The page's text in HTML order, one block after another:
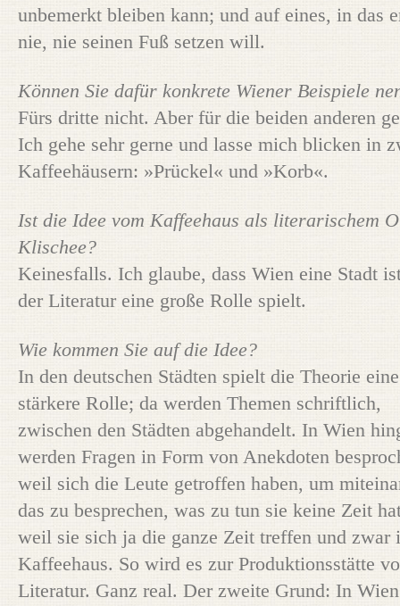
unbemerkt bleiben kann; und auf eines, in das
nie, nie seinen Fuß setzen will.
Können Sie dafür konkrete Wiener Beispiele
Fürs dritte nicht. Aber für die beiden anderen
Ich gehe sehr gerne und lasse mich blicken in
Kaffeehäusern: »Prückel« und »Korb«.
Ist die Idee vom Kaffeehaus als literarischem
Klischee?
Keinesfalls. Ich glaube, dass Wien eine Stadt
der Literatur eine große Rolle spielt.
Wie kommen Sie auf die Idee?
In den deutschen Städten spielt die Theorie eine
stärkere Rolle; da werden Themen schriftlich,
zwischen den Städten abgehandelt. In Wien
werden Fragen in Form von Anekdoten
weil sich die Leute getroffen haben, um
das zu besprechen, was zu tun sie keine Zeit
weil sie sich ja die ganze Zeit treffen und zwar
Kaffeehaus. So wird es zur Produktionsstätte
Literatur. Ganz real. Der zweite Grund: In